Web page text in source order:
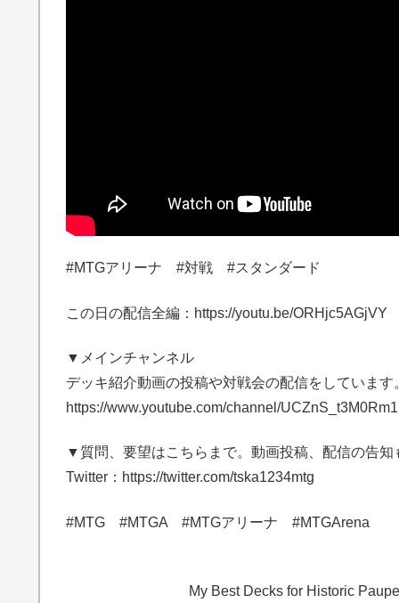
#MTGアリーナ #対戦 #スタンダード
この日の配信全編：https://youtu.be/ORHjc5AGjVY
▼メインチャンネル
デッキ紹介動画の投稿や対戦会の配信をしていま
https://www.youtube.com/channel/
▼質問、要望はこちらまで。動画投稿、配信の告知
Twitter：https://twitter.com/tska1234mtg
#MTG #MTGA #MTGアリーナ #MTGArena
My Best Decks for Historic